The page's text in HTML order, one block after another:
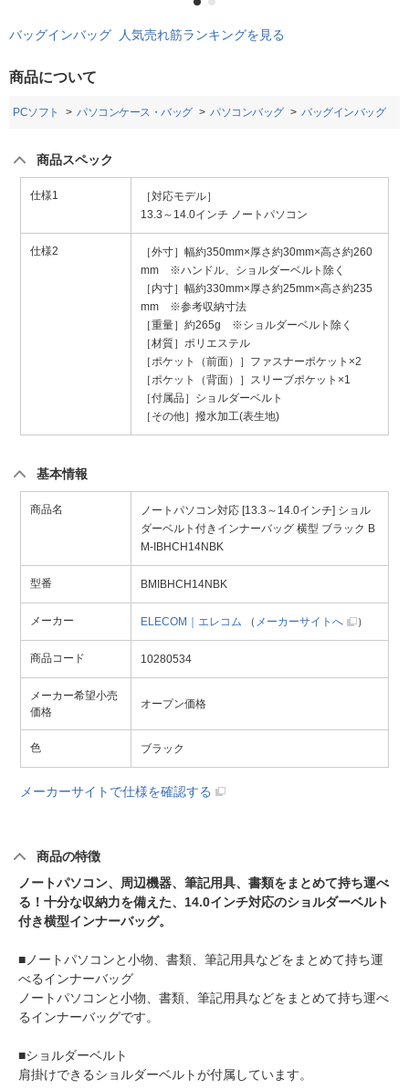
バッグインバッグ 人気売れ筋ランキングを見る
商品について
PCソフト パソコンケース・バッグ パソコンバッグ バッグインバッグ
商品スペック
仕様1
［対応モデル］
13.3～14.0インチ ノートパソコン
仕様2
［外寸］幅約350mm×厚さ約30mm×高さ約260
mm ※ハンドル、ショルダーベルト除く
［内寸］幅約330mm×厚さ約25mm×高さ約235
mm ※参考収納寸法
［重量］約265g ※ショルダーベルト除く
［材質］ポリエステル
［ポケット（前面）］ファスナーポケット×2
［ポケット（背面）］スリーブポケット×1
［付属品］ショルダーベルト
［その他］撥水加工(表生地)
基本情報
商品名
ノートパソコン対応 [13.3～14.0インチ] ショル
ダーベルト付きインナーバッグ 横型 ブラック B
M-IBHCH14NBK
型番 BMIBHCH14NBK
メーカー ELECOM｜エレコム （ メーカーサイトへ ）
商品コード 10280534
メーカー希望小売
価格
オープン価格
色 ブラック
メーカーサイトで仕様を確認する
商品の特徴
ノートパソコン、周辺機器、筆記用具、書類をまとめて持ち運べ
る！十分な収納力を備えた、14.0インチ対応のショルダーベルト
付き横型インナーバッグ。
■ノートパソコンと小物、書類、筆記用具などをまとめて持ち運
べるインナーバッグ
ノートパソコンと小物、書類、筆記用具などをまとめて持ち運べ
るインナーバッグです。
■ショルダーベルト
肩掛けできるショルダーベルトが付属しています。